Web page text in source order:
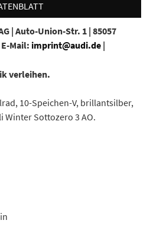
| Auto-Union-Str. 1 | 85057
E-Mail: imprint@audi.de |
verleihen.
10-Speichen-V, brillantsilber,
Sottozero 3 AO.